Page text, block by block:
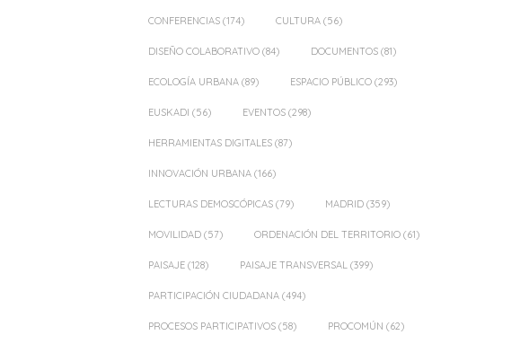
CONFERENCIAS (174) CULTURA (56)
DISEÑO COLABORATIVO (84) DOCUMENTOS (81)
ECOLOGÍA URBANA (89) ESPACIO PÚBLICO (293)
EUSKADI (56) EVENTOS (298)
HERRAMIENTAS DIGITALES (87)
INNOVACIÓN URBANA (166)
LECTURAS DEMOSCÓPICAS (79) MADRID (359)
MOVILIDAD (57) ORDENACIÓN DEL TERRITORIO (61)
PAISAJE (128) PAISAJE TRANSVERSAL (399)
PARTICIPACIÓN CIUDADANA (494)
PROCESOS PARTICIPATIVOS (58) PROCOMÚN (62)